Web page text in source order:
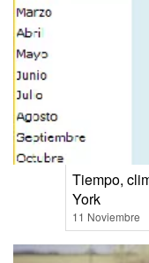
Tiempo,
York
11 Noviembre